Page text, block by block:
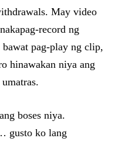
May video
record ng
bawat pag-play ng clip,
hinawakan niya ang
boses niya.
gusto ko lang